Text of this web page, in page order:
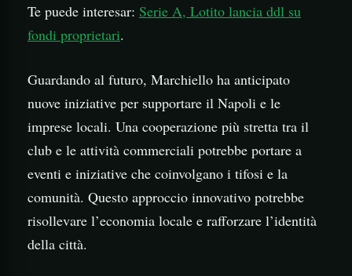
Te puede interesar: Serie A, Lotito lancia ddl su
fondi proprietari.
Guardando al futuro, Marchiello ha anticipato
nuove iniziative per supportare il Napoli e le
imprese locali. Una cooperazione più stretta tra il
club e le attività commerciali potrebbe portare a
eventi e iniziative che coinvolgano i tifosi e la
comunità. Questo approccio innovativo potrebbe
risollevare l’economia locale e rafforzare l’identità
della città.